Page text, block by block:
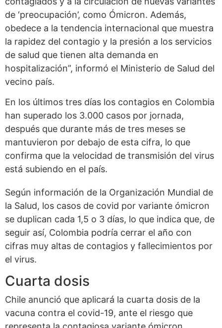
de ‘preocupación’, como Ómicron. Además,
obedece a la tendencia internacional que muestra
la rapidez del contagio y la presión a los servicios
de salud que tienen alta demanda en
hospitalización”, informó el Ministerio de Salud del
vecino país.
En los últimos tres días los contagios en Colombia
han superado los 3.000 casos por jornada,
después que durante más de tres meses se
mantuvieron por debajo de esta cifra, lo que
confirma que la velocidad de transmisión del virus
está subiendo en el país.
Según información de la Organización Mundial de
la Salud, los casos de covid por variante ómicron
se duplican cada 1,5 o 3 días, lo que indica que, de
seguir así, Colombia podría cerrar el año con
cifras muy altas de contagios y fallecimientos por
el virus.
Cuarta dosis
Chile anunció que aplicará la cuarta dosis de la
vacuna contra el covid-19, ante el riesgo que